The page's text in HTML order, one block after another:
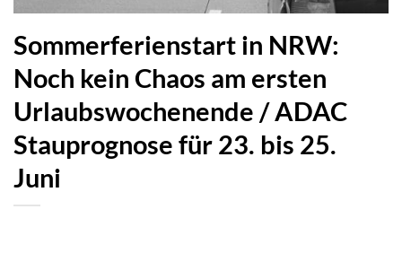
Sommerferienstart in NRW:
Noch kein Chaos am ersten
Urlaubswochenende / ADAC
Stauprognose für 23. bis 25.
Juni